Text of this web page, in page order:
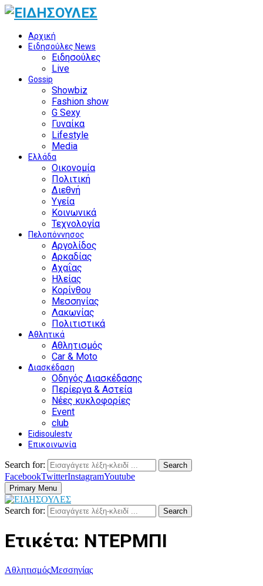
Αρχική
Ειδησούλες News
Ειδησούλες
Live
Gossip
Showbiz
Fashion show
G Sexy
Γυναίκα
Lifestyle
Media
Ελλάδα
Οικονομία
Πολιτική
Διεθνή
Υγεία
Κοινωνικά
Τεχνολογία
Πελοπόννησος
Αργολίδος
Αρκαδίας
Αχαΐας
Ηλείας
Κορίνθου
Μεσσηνίας
Λακωνίας
Πολιτιστικά
Αθλητικά
Αθλητισμός
Car & Moto
Διασκέδαση
Οδηγός Διασκέδασης
Περίεργα & Αστεία
Νέες κυκλοφορίες
Event
club
Eidisoulestv
Επικοινωνία
Search for: Search
FacebookTwitterInstagramYoutube
Primary Menu
Search for: Search
Ετικέτα: ΝΤΕΡΜΠΙ
ΑθλητισμόςΜεσσηνίας